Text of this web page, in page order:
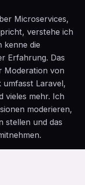
Microservices,
verstehe ich
kenne die
Erfahrung. Das
Moderation von
umfasst Laravel,
vieles mehr. Ich
moderieren,
stellen und das